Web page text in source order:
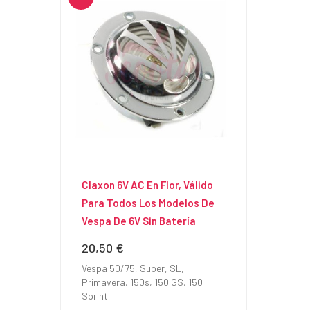
Claxon 6V AC En Flor, Válido
Para Todos Los Modelos De
Vespa De 6V Sin Batería
Precio
20,50 €
Vespa 50/75, Super, SL,
Primavera, 150s, 150 GS, 150
Sprint.